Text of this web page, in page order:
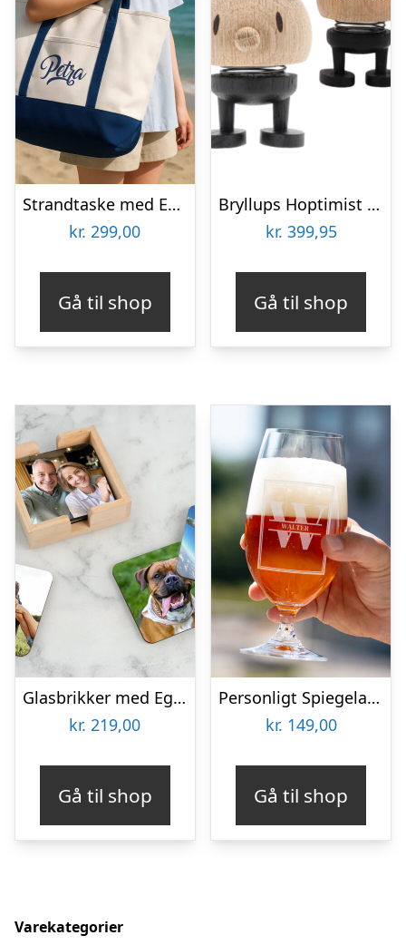
Strandtaske med Eget Design
kr. 299,00
Gå til shop
Bryllups Hoptimist Gom – small
kr. 399,95
Gå til shop
Glasbrikker med Eget Foto – 6-pak
kr. 219,00
Gå til shop
Personligt Spiegelau Ølglas med Gravering – Bogstav & Navn
kr. 149,00
Gå til shop
Varekategorier